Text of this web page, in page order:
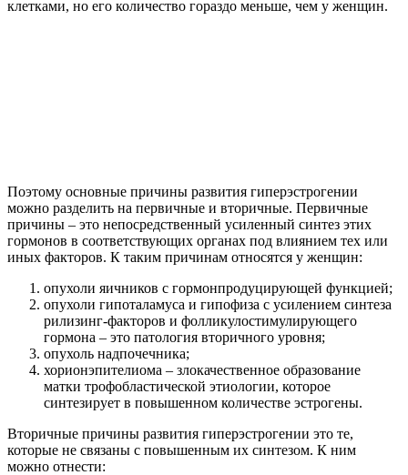
клетками, но его количество гораздо меньше, чем у женщин.
Поэтому основные причины развития гиперэстрогении
можно разделить на первичные и вторичные. Первичные
причины – это непосредственный усиленный синтез этих
гормонов в соответствующих органах под влиянием тех или
иных факторов. К таким причинам относятся у женщин:
опухоли яичников с гормонпродуцирующей функцией;
опухоли гипоталамуса и гипофиза с усилением синтеза
рилизинг-факторов и фолликулостимулирующего
гормона – это патология вторичного уровня;
опухоль надпочечника;
хорионэпителиома – злокачественное образование
матки трофобластической этиологии, которое
синтезирует в повышенном количестве эстрогены.
Вторичные причины развития гиперэстрогении это те,
которые не связаны с повышенным их синтезом. К ним
можно отнести: